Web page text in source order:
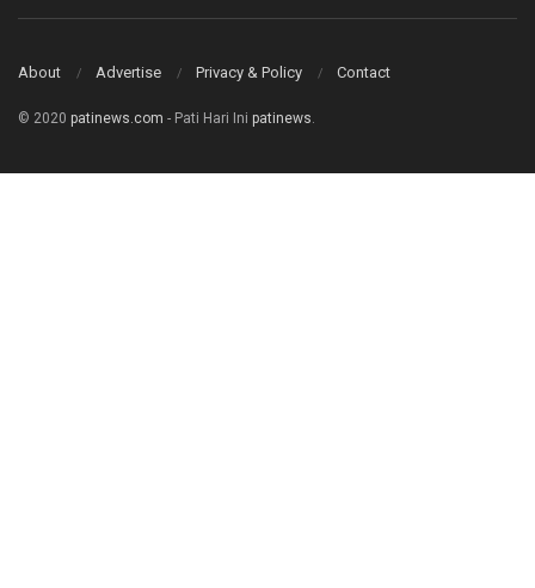
About Advertise Privacy & Policy Contact
© 2020 patinews.com - Pati Hari Ini patinews.